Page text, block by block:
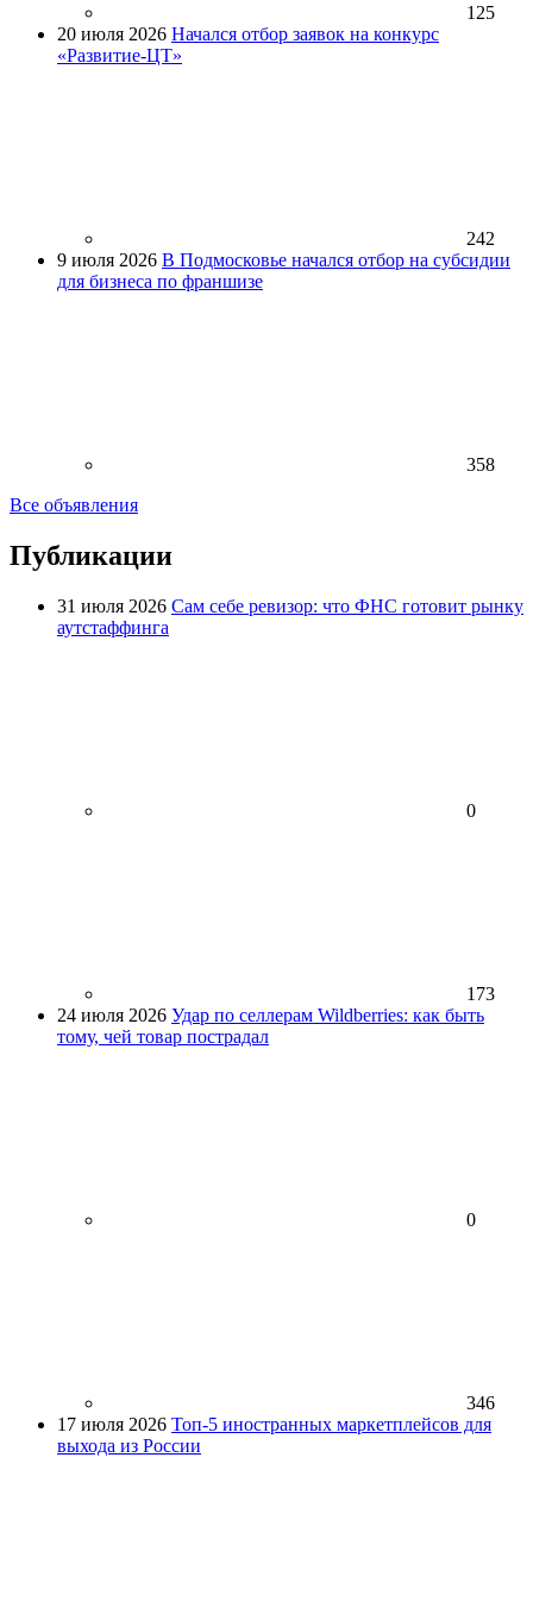
125
20 июля 2026 Начался отбор заявок на конкурс
«Развитие-ЦТ»
242
9 июля 2026 В Подмосковье начался отбор на субсидии
для бизнеса по франшизе
358
Все объявления
Публикации
31 июля 2026 Сам себе ревизор: что ФНС готовит рынку
аутстаффинга
0
173
24 июля 2026 Удар по селлерам Wildberries: как быть
тому, чей товар пострадал
0
346
17 июля 2026 Топ-5 иностранных маркетплейсов для
выхода из России